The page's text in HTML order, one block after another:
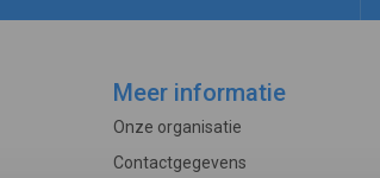
Meer informatie
Onze organisatie
Contactgegevens